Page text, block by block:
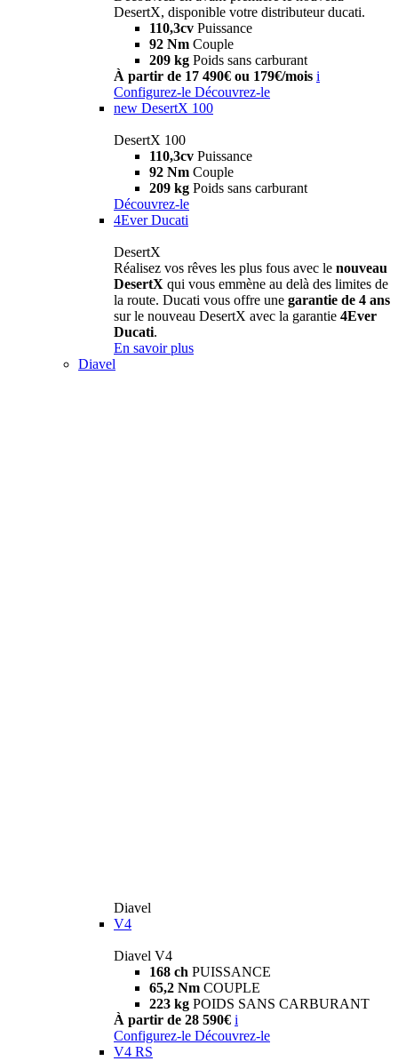
DesertX, disponible votre distributeur ducati.
110,3cv Puissance
92 Nm Couple
209 kg Poids sans carburant
À partir de 17 490€ ou 179€/mois i
Configurez-le Découvrez-le
new DesertX 100
DesertX 100
110,3cv Puissance
92 Nm Couple
209 kg Poids sans carburant
Découvrez-le
4Ever Ducati
DesertX
Réalisez vos rêves les plus fous avec le nouveau
DesertX qui vous emmène au delà des limites de
la route. Ducati vous offre une garantie de 4 ans
sur le nouveau DesertX avec la garantie 4Ever
Ducati.
En savoir plus
Diavel
Diavel
V4
Diavel V4
168 ch PUISSANCE
65,2 Nm COUPLE
223 kg POIDS SANS CARBURANT
À partir de 28 590€ i
Configurez-le Découvrez-le
V4 RS